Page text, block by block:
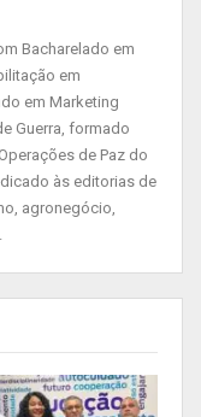
de idosos
com
a vacina
fazer o
ou
de Saúde
pessoais do
Bacharelado em
em
em Marketing
Guerra, formado
de Paz do
às editorias de
agronegócio,